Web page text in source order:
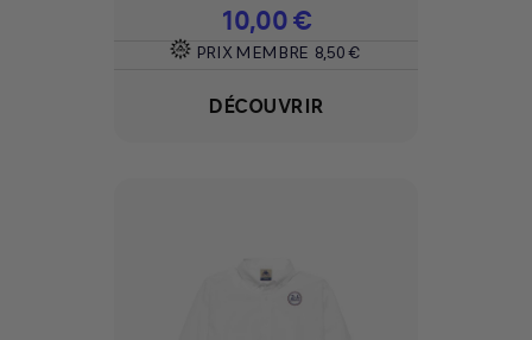
Prix
10,00 €
PRIX MEMBRE 8,50 €
DÉCOUVRIR